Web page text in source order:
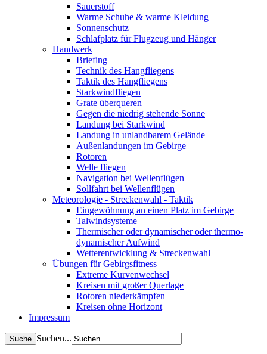
Sauerstoff
Warme Schuhe & warme Kleidung
Sonnenschutz
Schlafplatz für Flugzeug und Hänger
Handwerk
Briefing
Technik des Hangfliegens
Taktik des Hangfliegens
Starkwindfliegen
Grate überqueren
Gegen die niedrig stehende Sonne
Landung bei Starkwind
Landung in unlandbarem Gelände
Außenlandungen im Gebirge
Rotoren
Welle fliegen
Navigation bei Wellenflügen
Sollfahrt bei Wellenflügen
Meteorologie - Streckenwahl - Taktik
Eingewöhnung an einen Platz im Gebirge
Talwindsysteme
Thermischer oder dynamischer oder thermo-
dynamischer Aufwind
Wetterentwicklung & Streckenwahl
Übungen für Gebirgsfitness
Extreme Kurvenwechsel
Kreisen mit großer Querlage
Rotoren niederkämpfen
Kreisen ohne Horizont
Impressum
Suchen...